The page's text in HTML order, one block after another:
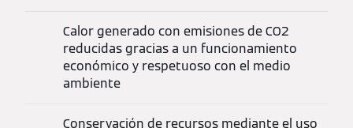
Calor generado con emisiones de CO2
reducidas gracias a un funcionamiento
económico y respetuoso con el medio
ambiente
Conservación de recursos mediante el uso